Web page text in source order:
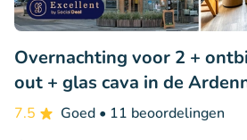
Overnachting voor 2 +
out + glas cava in de
7.5 Goed • 11 beoordelingen